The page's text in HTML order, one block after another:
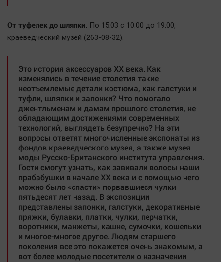
От туфелек до шляпки. По 15.03 с 10:00 до 19:00,
краеведческий музей (263-08-32).
Это история аксессуаров XX века. Как
изменялись в течение столетия такие
неотъемлемые детали костюма, как галстуки и
туфли, шляпки и запонки? Что помогало
джентльменам и дамам прошлого столетия, не
обладающим достижениями современных
технологий, выглядеть безупречно? На эти
вопросы ответят многочисленные экспонаты из
фондов краеведческого музея, а также музея
моды Русско-Британского института управления.
Гости смогут узнать, как завивали волосы наши
прабабушки в начале XX века и с помощью чего
можно было «спасти» порвавшиеся чулки
пятьдесят лет назад. В экспозиции
представлены запонки, галстуки, декоративные
пряжки, булавки, платки, чулки, перчатки,
воротники, манжеты, кашне, сумочки, кошельки
и многое-многое другое. Людям старшего
поколения все это покажется очень знакомым, а
вот более молодые посетители о назначении